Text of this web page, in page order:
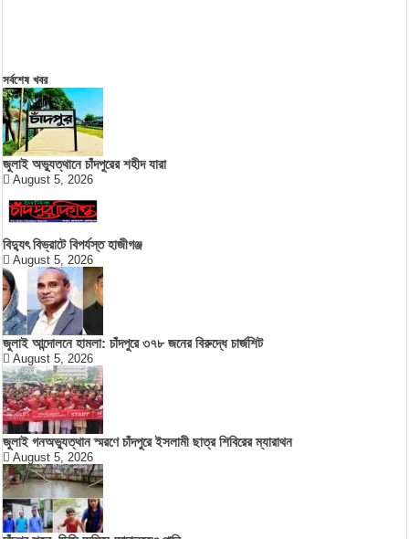
সর্বশেষ খবর
জুলাই অভ্যুত্থানে চাঁদপুরের শহীদ যারা
August 5, 2026
বিদ্যুৎ বিভ্রাটে বিপর্যস্ত হাজীগঞ্জ
August 5, 2026
জুলাই আন্দোলনে হামলা: চাঁদপুরে ৩৭৮ জনের বিরুদ্ধে চার্জশিট
August 5, 2026
জুলাই গনঅভ্যুত্থান স্মরণে চাঁদপুরে ইসলামী ছাত্র শিবিরের ম্যারাথন
August 5, 2026